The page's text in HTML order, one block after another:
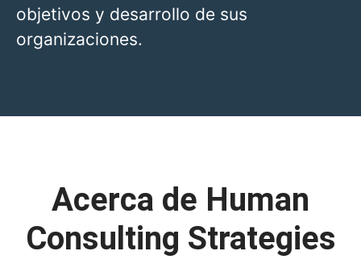
objetivos y desarrollo de sus
organizaciones.
Acerca de Human
Consulting Strategies